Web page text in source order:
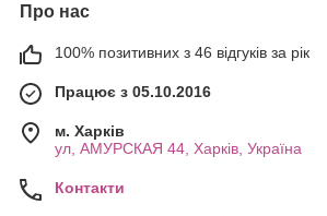
Про нас
100% позитивних з 46 відгуків за рік
Працює з 05.10.2016
м. Харків
ул, АМУРСКАЯ 44, Харків, Україна
Контакти